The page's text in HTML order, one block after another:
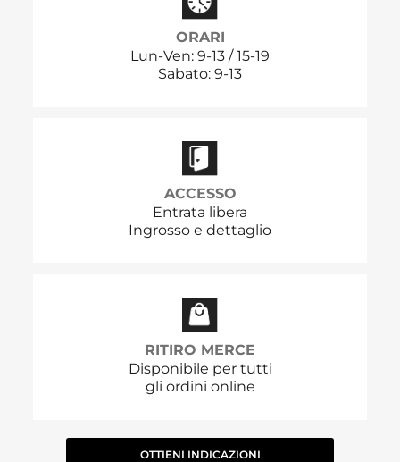
ORARI
Lun-Ven: 9-13 / 15-19
Sabato: 9-13
ACCESSO
Entrata libera
Ingrosso e dettaglio
RITIRO MERCE
Disponibile per tutti
gli ordini online
OTTIENI INDICAZIONI